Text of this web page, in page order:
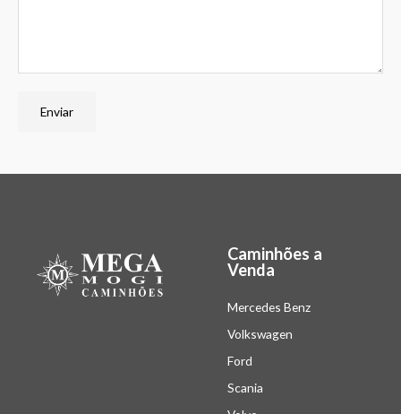
Enviar
Caminhões a
Venda
Mercedes Benz
Volkswagen
Ford
Scania